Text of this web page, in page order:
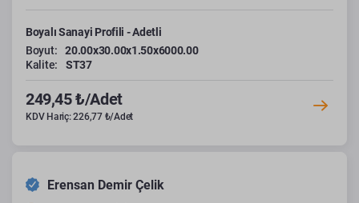
Boyalı Sanayi Profili - Adetli
Boyut:
20.00x30.00x1.50x6000.00
Kalite:
ST37
249,45 ₺/Adet
KDV Hariç: 226,77 ₺/Adet
Erensan Demir Çelik